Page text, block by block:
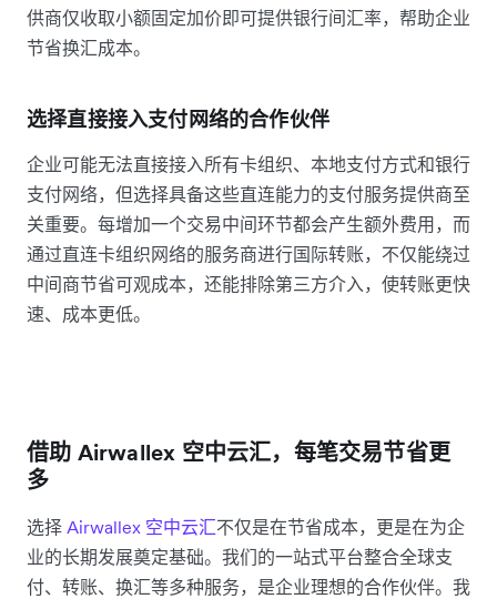
供商仅收取小额固定加价即可提供银行间汇率，帮助企业
节省换汇成本。
选择直接接入支付网络的合作伙伴
企业可能无法直接接入所有卡组织、本地支付方式和银行
支付网络，但选择具备这些直连能力的支付服务提供商至
关重要。每增加一个交易中间环节都会产生额外费用，而
通过直连卡组织网络的服务商进行国际转账，不仅能绕过
中间商节省可观成本，还能排除第三方介入，使转账更快
速、成本更低。
借助 Airwallex 空中云汇，每笔交易节省更
多
选择 Airwallex 空中云汇不仅是在节省成本，更是在为企
业的长期发展奠定基础。我们的一站式平台整合全球支
付、转账、换汇等多种服务，是企业理想的合作伙伴。我